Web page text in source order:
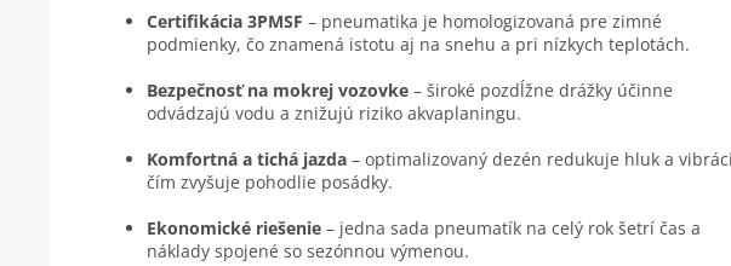
Certifikácia 3PMSF – pneumatika je homologizovaná pre zimné
podmienky, čo znamená istotu aj na snehu a pri nízkych teplotách.
Bezpečnosť na mokrej vozovke – široké pozdĺžne drážky účinne
odvádzajú vodu a znižujú riziko akvaplaningu.
Komfortná a tichá jazda – optimalizovaný dezén redukuje hluk a
čím zvyšuje pohodlie posádky.
Ekonomické riešenie – jedna sada pneumatík na celý rok šetrí čas a
náklady spojené so sezónnou výmenou.